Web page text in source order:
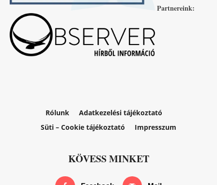
Partnereink:
Rólunk
Adatkezelési tájékoztató
Süti – Cookie tájékoztató
Impresszum
KÖVESS MINKET